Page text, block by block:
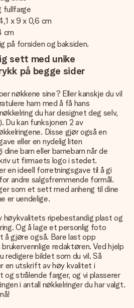
fullfarge
x 9 x 0,6 cm
cm
på forsiden og baksiden.
sett med unike
på begge sider
nøkkene sine? Eller kanskje du vil
ham med å få hans
du har designet deg selv,
Du kan funksjonen 2 av
Disse gjør også en
eller en nydelig liten
barn eller barnebarn når de
ut firmaets logo i stedet.
en ideell forretningsgave til å gi
andre salgsfremmende formål.
som et sett med anheng til dine
er uendelige.
høykvalitets ripebestandig plast og
Og å lage et personlig foto
å gjøre også. Bare last opp
redaktøren. Ved hjelp
redigere bildet som du vil. Så
en utskrift av høy kvalitet i
og strålende farger, og vi plasserer
i antall nøkkelringer du har valgt.